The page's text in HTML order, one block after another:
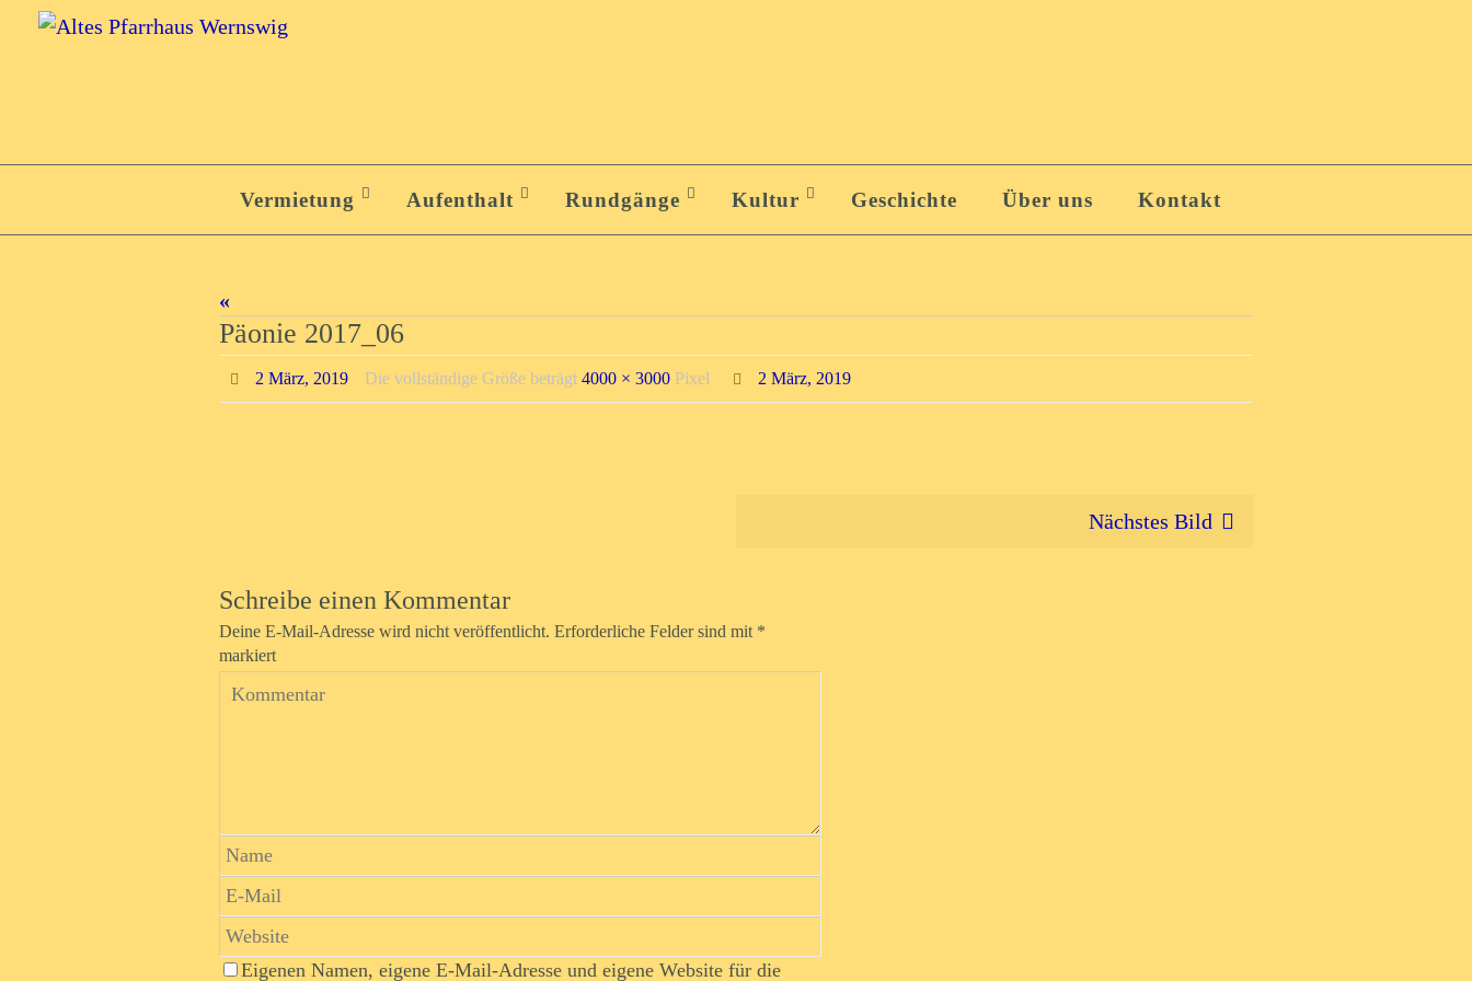
Zum
Vermietung Aufenthalt Rundgänge Kultur Geschichte Über uns Kontakt
«
Päonie 2017_06
2 März, 2019 Die vollständige Größe beträgt 4000 × 3000Pixel 2 März, 2019
Nächstes Bild
Schreibe einen Kommentar
Deine E-Mail-Adresse wird nicht veröffentlicht. Erforderliche Felder sind mit *
markiert
Eigenen Namen, eigene E-Mail-Adresse und eigene Website für die